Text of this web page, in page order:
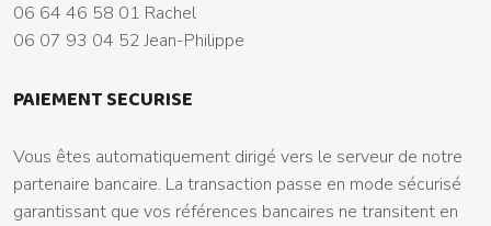
06 64 46 58 01 Rachel
06 07 93 04 52 Jean-Philippe
PAIEMENT SECURISE
Vous êtes automatiquement dirigé vers le serveur de notre
partenaire bancaire. La transaction passe en mode sécurisé
garantissant que vos références bancaires ne transitent en